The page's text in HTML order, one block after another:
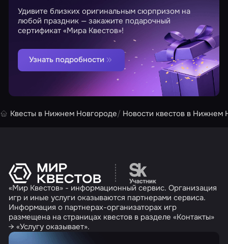
Удивите близких оригинальным сюрпризом на
любой праздник — закажите подарочный
сертификат «Мира Квестов»!
Узнать подробности
Квесты в Нижнем Новгороде Новости квестов в Нижнем
Перейти на сайт
«Мир Квестов» - информационный сервис. Организация
игр и иные услуги оказываются партнерами сервиса.
Информация о партнерах-организаторах игр
размещена на страницах квестов в разделе «Контакты»
→ «Услугу оказывает».